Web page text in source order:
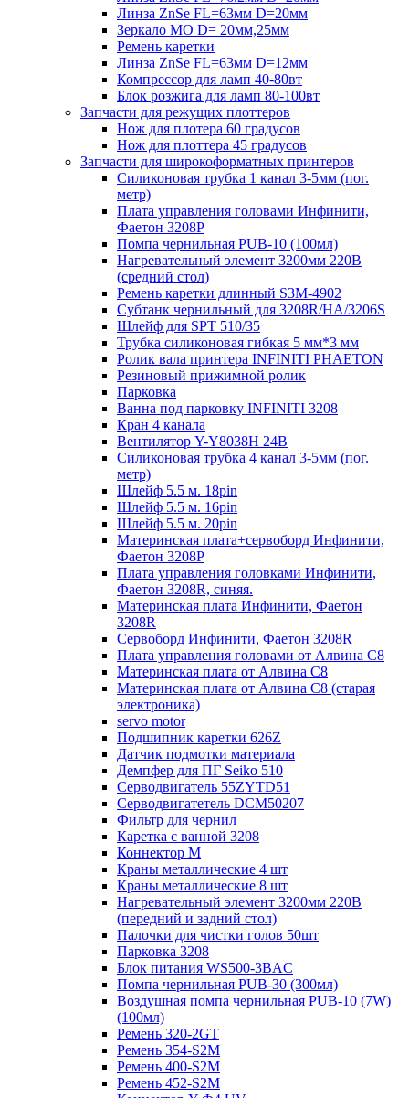
Линза ZnSe FL=63мм D=20мм
Зеркало MO D= 20мм,25мм
Ремень каретки
Линза ZnSe FL=63мм D=12мм
Компрессор для ламп 40-80вт
Блок розжига для ламп 80-100вт
Запчасти для режущих плоттеров
Нож для плотера 60 градусов
Нож для плоттера 45 градусов
Запчасти для широкоформатных принтеров
Силиконовая трубка 1 канал 3-5мм (пог.
метр)
Плата управления головами Инфинити,
Фаетон 3208Р
Помпа чернильная PUB-10 (100мл)
Нагревательный элемент 3200мм 220В
(средний стол)
Ремень каретки длинный S3M-4902
Субтанк чернильный для 3208R/HA/3206S
Шлейф для SPT 510/35
Трубка силиконовая гибкая 5 мм*3 мм
Ролик вала принтера INFINITI PHAETON
Резиновый прижимной ролик
Парковка
Ванна под парковку INFINITI 3208
Кран 4 канала
Вентилятор Y-Y8038H 24B
Силиконовая трубка 4 канал 3-5мм (пог.
метр)
Шлейф 5.5 м. 18pin
Шлейф 5.5 м. 16pin
Шлейф 5.5 м. 20pin
Материнская плата+сервоборд Инфинити,
Фаетон 3208Р
Плата управления головками Инфинити,
Фаетон 3208R, синяя.
Материнская плата Инфинити, Фаетон
3208R
Сервоборд Инфинити, Фаетон 3208R
Плата управления головами от Алвина С8
Материнская плата от Алвина С8
Материнская плата от Алвина С8 (старая
электроника)
servo motor
Подшипник каретки 626Z
Датчик подмотки материала
Демпфер для ПГ Seiko 510
Серводвигатель 55ZYTD51
Серводвигатетель DCM50207
Фильтр для чернил
Каретка с ванной 3208
Коннектор M
Краны металлические 4 шт
Краны металлические 8 шт
Нагревательный элемент 3200мм 220В
(передний и задний стол)
Палочки для чистки голов 50шт
Парковка 3208
Блок питания WS500-3BAC
Помпа чернильная PUB-30 (300мл)
Воздушная помпа чернильная PUB-10 (7W)
(100мл)
Ремень 320-2GT
Ремень 354-S2M
Ремень 400-S2M
Ремень 452-S2M